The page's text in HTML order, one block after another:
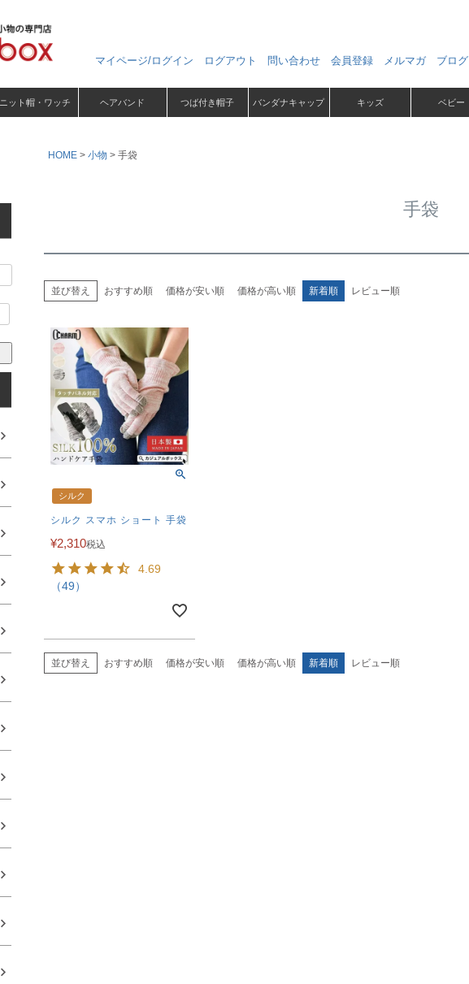
マイページ/ログイン ログアウト 問い合わせ 会員登録 メルマガ ブログ
ニット帽・ワッチ ヘアバンド つば付き帽子 バンダナキャップ キッズ ベビー
HOME 小物 手袋
手袋
並び替え おすすめ順 価格が安い順 価格が高い順 新着順 レビュー順
シルク
シルク スマホ ショート 手袋
¥2,310税込
4.69
（49）
並び替え おすすめ順 価格が安い順 価格が高い順 新着順 レビュー順